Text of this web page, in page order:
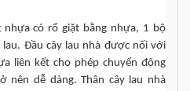
nhựa có rổ giặt bằng nhựa, 1 bộ
Đầu cây lau nhà được nối với
liên kết cho phép chuyển động
nên dễ dàng. Thân cây lau nhà